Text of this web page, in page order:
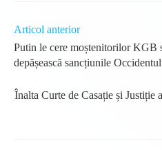
Read
more
articles
Articol anterior
Putin le cere moștenitorilor KGB
depășească sancțiunile
Înalta Curte de Casație și